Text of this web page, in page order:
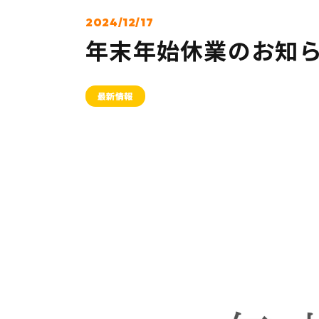
年末年始休業のお知
2024/12/17
最新情報